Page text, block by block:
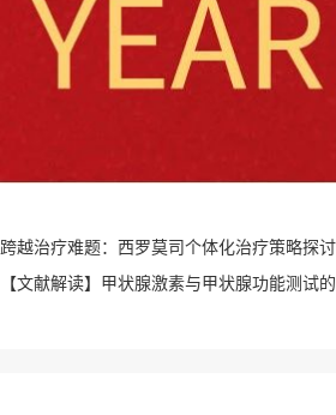
跨越治疗难题：西罗莫司个体化治疗策略探讨
【文献解读】甲状腺激素与甲状腺功能测试